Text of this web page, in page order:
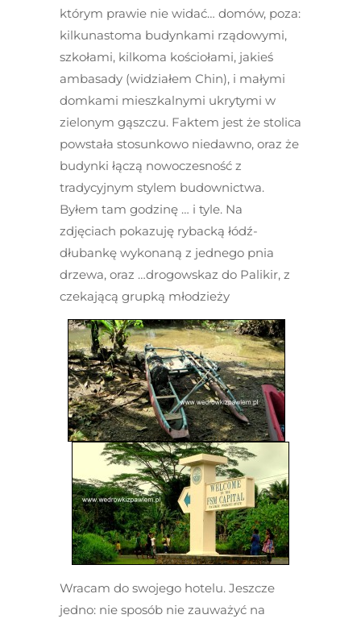
którym prawie nie widać… domów, poza:
kilkunastoma budynkami rządowymi,
szkołami, kilkoma kościołami, jakieś
ambasady (widziałem Chin), i małymi
domkami mieszkalnymi ukrytymi w
zielonym gąszczu. Faktem jest że stolica
powstała stosunkowo niedawno, oraz że
budynki łączą nowoczesność z
tradycyjnym stylem budownictwa.
Byłem tam godzinę … i tyle. Na
zdjęciach pokazuję rybacką łódź-
dłubankę wykonaną z jednego pnia
drzewa, oraz …drogowskaz do Palikir, z
czekającą grupką młodzieży
Wracam do swojego hotelu. Jeszcze
jedno: nie sposób nie zauważyć na